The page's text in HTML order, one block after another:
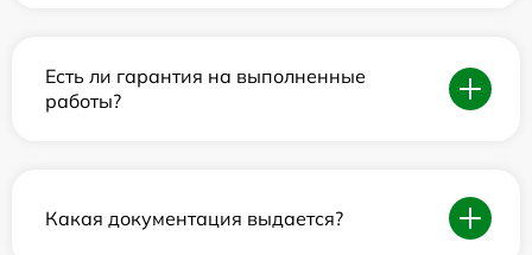
Есть ли гарантия на выполненные
работы?
Какая документация выдается?